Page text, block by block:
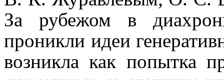
За рубежом в
проникли идеи
возникла как попыт­ка